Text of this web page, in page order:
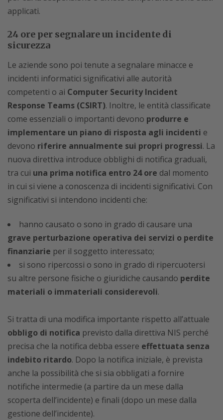
applicati.
24 ore per segnalare un incidente di
sicurezza
Le aziende sono poi tenute a segnalare minacce e
incidenti informatici significativi alle autorità
competenti o ai Computer Security Incident
Response Teams (CSIRT). Inoltre, le entità classificate
come essenziali o importanti devono produrre e
implementare un piano di risposta agli incidenti e
devono riferire annualmente sui propri progressi. La
nuova direttiva introduce obblighi di notifica graduali,
tra cui una prima notifica entro 24 ore dal momento
in cui si viene a conoscenza di incidenti significativi. Con
significativi si intendono incidenti che:
hanno causato o sono in grado di causare una
grave perturbazione operativa dei servizi o perdite
finanziarie per il soggetto interessato;
si sono ripercossi o sono in grado di ripercuotersi
su altre persone fisiche o giuridiche causando perdite
materiali o immateriali considerevoli.
Si tratta di una modifica importante rispetto all’attuale
obbligo di notifica previsto dalla direttiva NIS perché
precisa che la notifica debba essere effettuata senza
indebito ritardo. Dopo la notifica iniziale, è prevista
anche la possibilità che si sia obbligati a fornire
notifiche intermedie (a partire da un mese dalla
scoperta dell’incidente) e finali (dopo un mese dalla
gestione dell’incidente).